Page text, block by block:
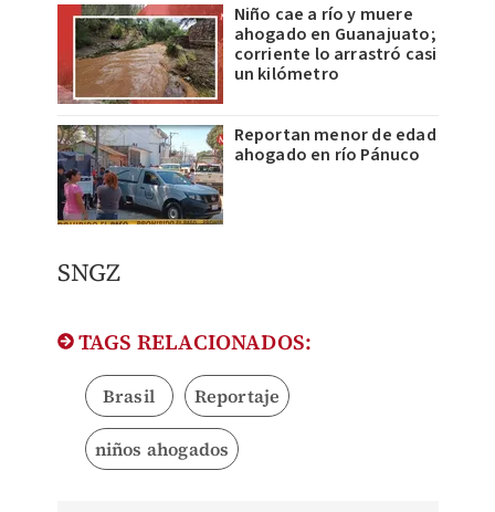
Niño cae a río y muere
ahogado en Guanajuato;
corriente lo arrastró casi
un kilómetro
Reportan menor de edad
ahogado en río Pánuco
SNGZ
TAGS RELACIONADOS:
Brasil Reportaje
niños ahogados